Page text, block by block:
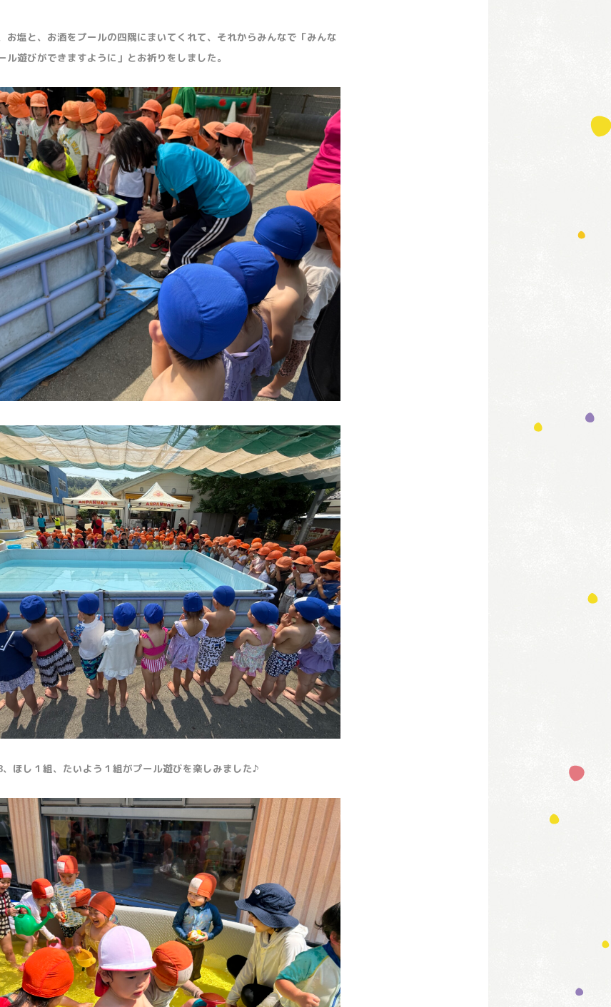
お塩と、お酒をプールの四隅にまいてくれて、それからみんなで「みんな
ル遊びができますように」とお祈りをしました。
ほし１組、たいよう１組がプール遊びを楽しみました♪